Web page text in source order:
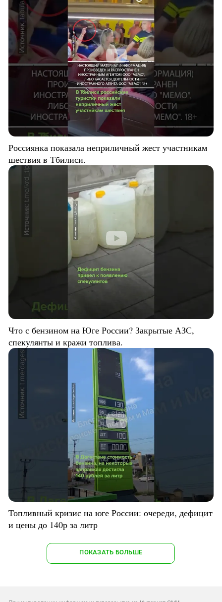
Россиянка показала неприличный жест участникам
шествия в Тбилиси.
Что с бензином на Юге России? Закрытые АЗС,
спекулянты и кражи топлива.
Топливный кризис на юге России: очереди, дефицит
и цены до 140р за литр
ПОКАЗАТЬ БОЛЬШЕ